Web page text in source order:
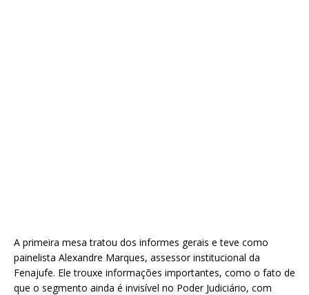
A primeira mesa tratou dos informes gerais e teve como
painelista Alexandre Marques, assessor institucional da
Fenajufe. Ele trouxe informações importantes, como o fato de
que o segmento ainda é invisível no Poder Judiciário, com